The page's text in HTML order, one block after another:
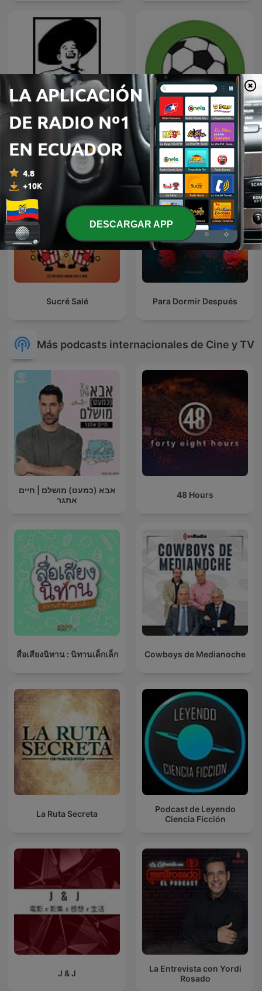
Hecho De México Futbol Libre
Sucré Salé Para Dormir Después
Más podcasts internacionales de Cine y TV
אבא (כמעט) מושלם | חיים
אתגר
48 Hours
สื่อเสียงนิทาน : นิทานเด็กเล็ก Cowboys de Medianoche
La Ruta Secreta
Podcast de Leyendo
Ciencia Ficción
J & J
La Entrevista con Yordi
Rosado
DESCARGAR APP